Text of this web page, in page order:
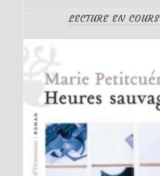
LECTURE EN COURS